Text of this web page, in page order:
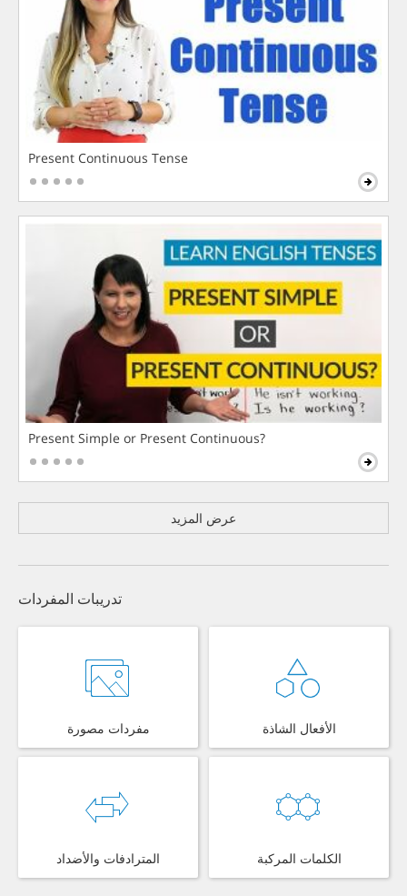
Present Continuous Tense
Present Simple or Present Continuous?
عرض المزيد
تدريبات المفردات
مفردات مصورة الأفعال الشاذة
المترادفات والأضداد الكلمات المركبة